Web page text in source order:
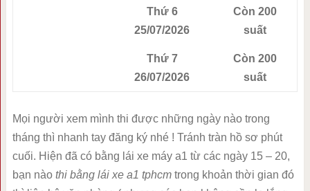
Thứ 6
25/07/2026
Còn 200
suất
Thứ 7
26/07/2026
Còn 200
suất
Mọi người xem mình thi được những ngày nào trong
tháng thì nhanh tay đăng ký nhé ! Tránh tràn hồ sơ phút
cuối. Hiện đã có bằng lái xe máy a1 từ các ngày 15 – 20,
bạn nào thi bằng lái xe a1 tphcmtrong khoản thời gian đó